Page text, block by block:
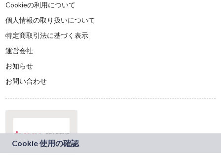
Cookieの利用について
個人情報の取り扱いについて
特定商取引法に基づく表示
運営会社
お知らせ
お問い合わせ